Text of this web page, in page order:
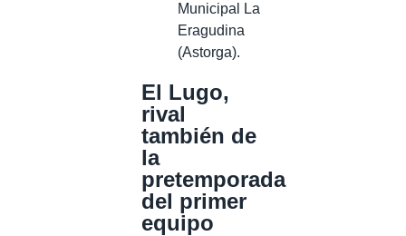
Municipal La
Eragudina
(Astorga).
El Lugo,
rival
también de
la
pretemporada
del primer
equipo